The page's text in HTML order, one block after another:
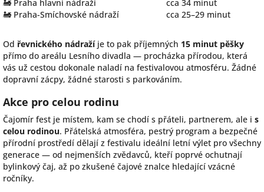
🚂 Praha hlavní nádraží
cca 34 minut
🚂 Praha-Smíchovské nádraží
cca 25–29 minut
Od řevnického nádražíje to pak příjemných 15 minut pěšky
přímo do areálu Lesního divadla — procházka přírodou, která
vás už cestou dokonale naladí na festivalovou atmosféru. Žádné
dopravní zácpy, žádné starosti s parkováním.
Akce pro celou rodinu
Čajomír fest je místem, kam se chodí s přáteli, partnerem, ale i s
celou rodinou. Přátelská atmosféra, pestrý program a bezpečné
přírodní prostředí dělají z festivalu ideální letní výlet pro všechny
generace — od nejmenších zvědavců, kteří poprvé ochutnají
bylinkový čaj, až po zkušené čajové znalce hledající vzácné
ročníky.